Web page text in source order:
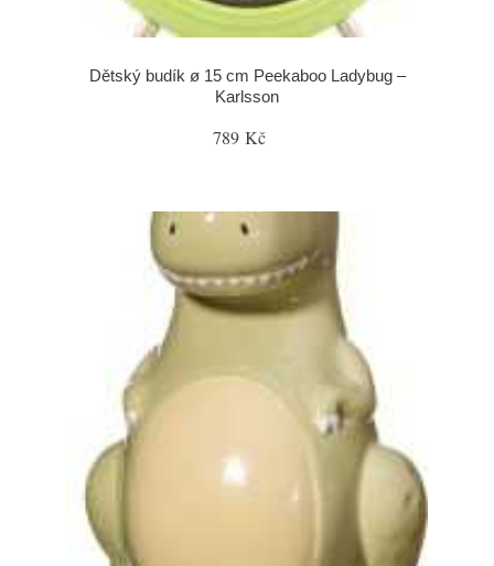
Dětský budík ø 15 cm Peekaboo Ladybug –
Karlsson
789 Kč